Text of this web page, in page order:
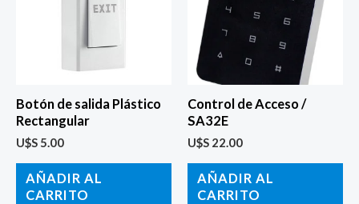
Botón de salida Plástico
Rectangular
U$S 5.00
AÑADIR AL
CARRITO
Control de Acceso /
SA32E
U$S 22.00
AÑADIR AL
CARRITO